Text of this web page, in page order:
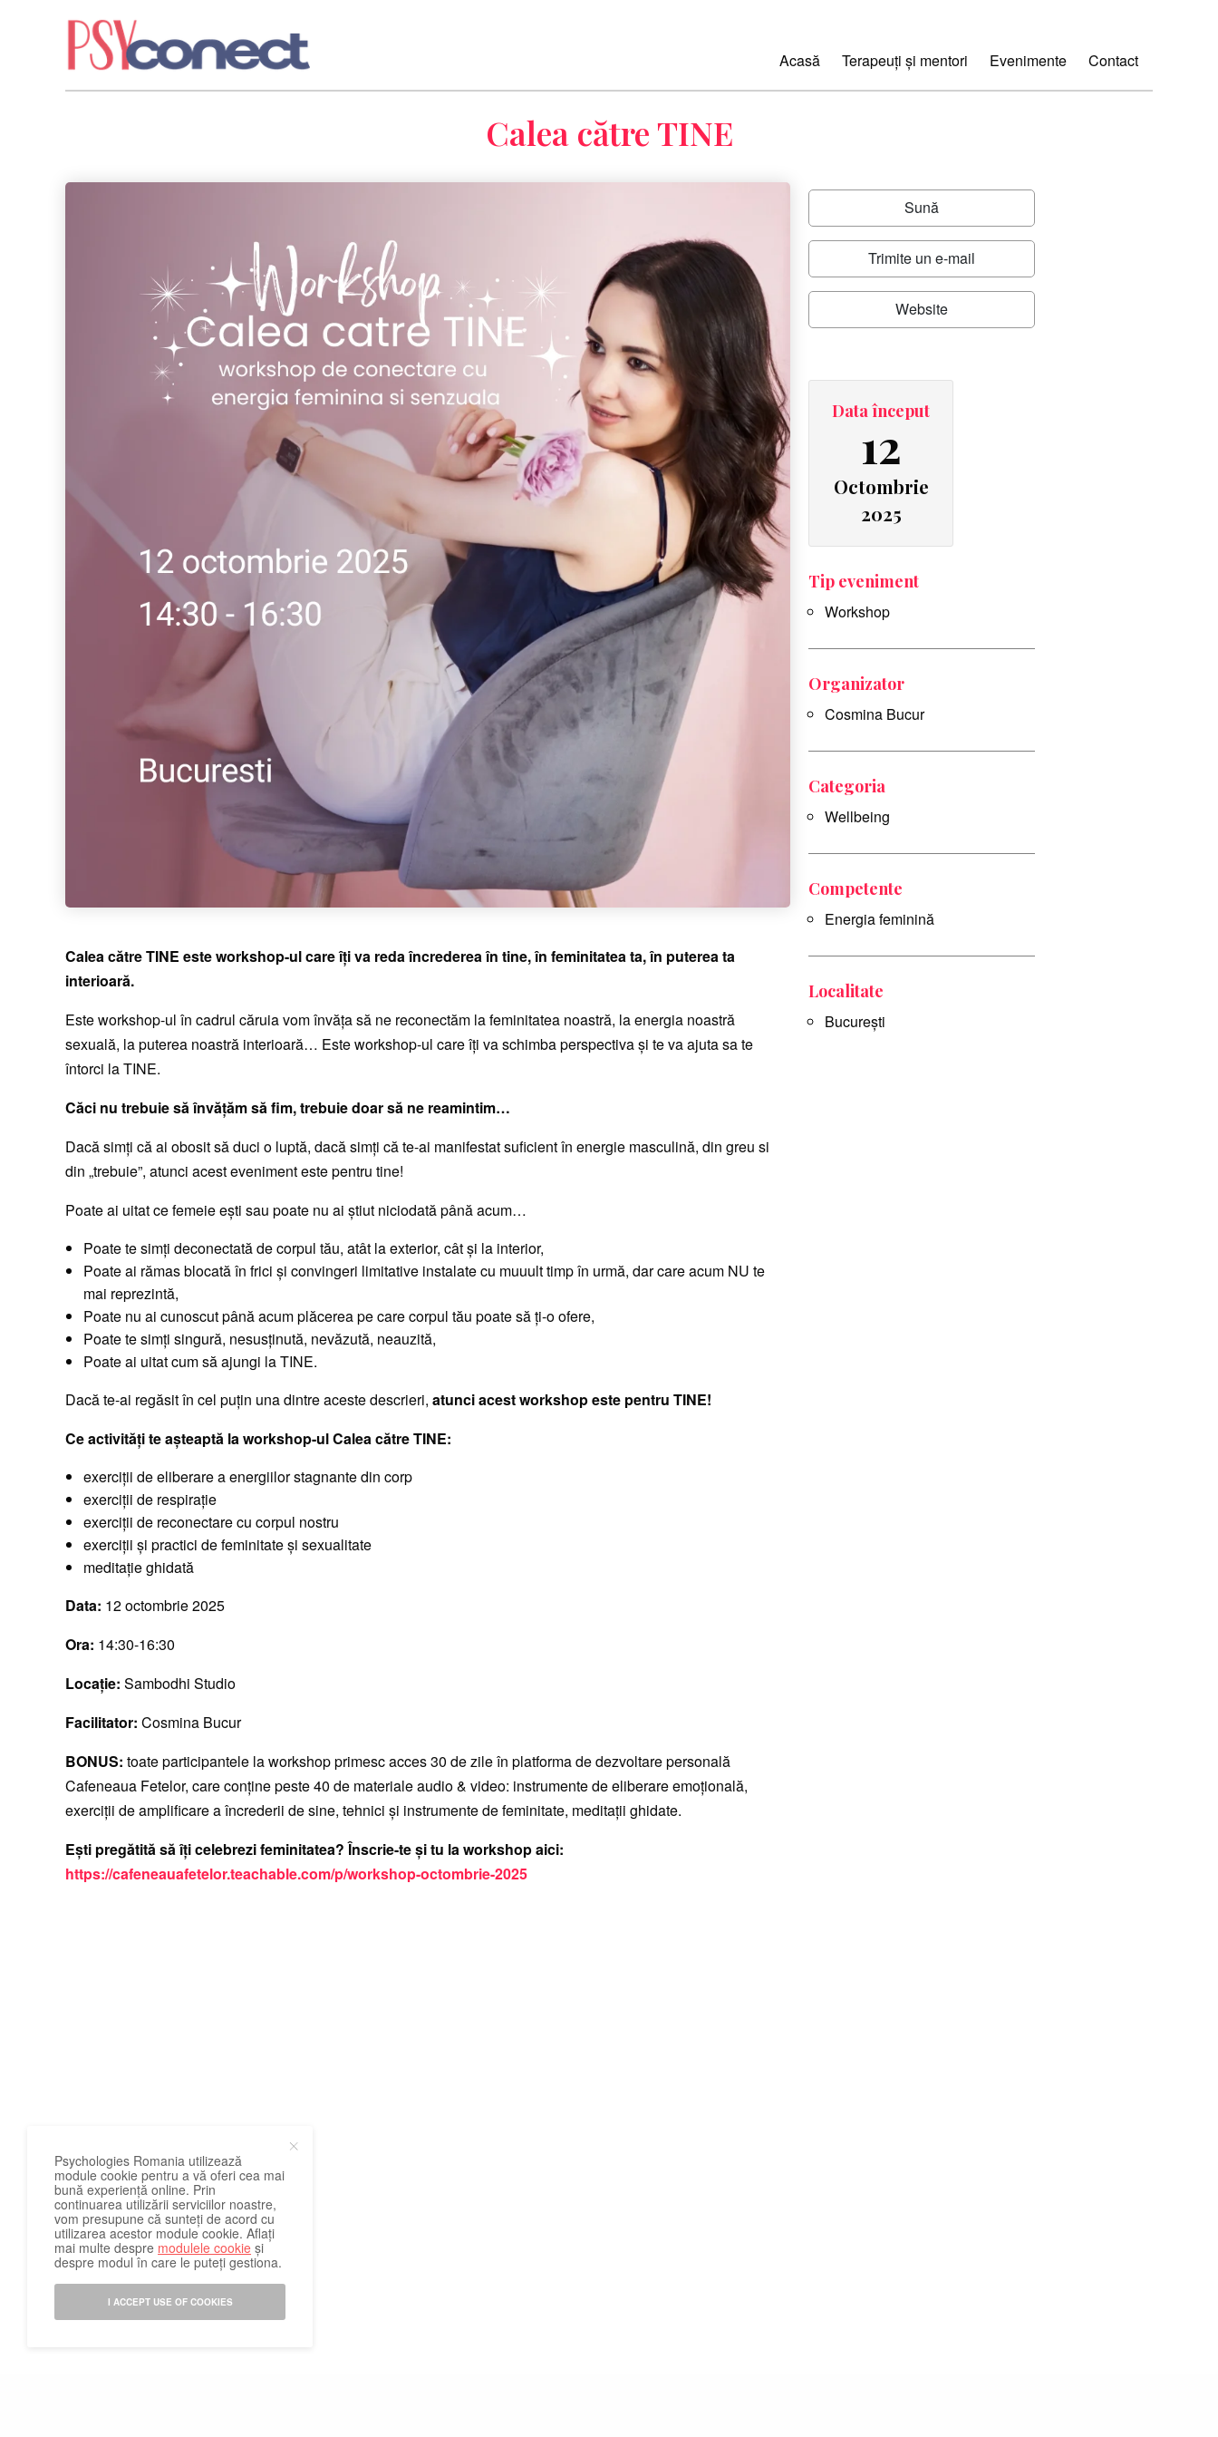
Acasă Terapeuți și mentori Evenimente Contact
Calea către TINE
Calea către TINE este workshop-ul care îți va reda încrederea în tine, în feminitatea ta, în puterea ta
interioară.
Este workshop-ul în cadrul căruia vom învăța să ne reconectăm la feminitatea noastră, la energia noastră
sexuală, la puterea noastră interioară… Este workshop-ul care îți va schimba perspectiva și te va ajuta sa te
întorci la TINE.
Căci nu trebuie să învățăm să fim, trebuie doar să ne reamintim…
Dacă simți că ai obosit să duci o luptă, dacă simți că te-ai manifestat suficient în energie masculină, din greu si
din „trebuie”, atunci acest eveniment este pentru tine!
Poate ai uitat ce femeie ești sau poate nu ai știut niciodată până acum…
Poate te simți deconectată de corpul tău, atât la exterior, cât și la interior,
Poate ai rămas blocată în frici și convingeri limitative instalate cu muuult timp în urmă, dar care acum NU te
mai reprezintă,
Poate nu ai cunoscut până acum plăcerea pe care corpul tău poate să ți-o ofere,
Poate te simți singură, nesusținută, nevăzută, neauzită,
Poate ai uitat cum să ajungi la TINE.
Dacă te-ai regăsit în cel puțin una dintre aceste descrieri,atunci acest workshop este pentru TINE!
Ce activități te așteaptă la workshop-ul Calea către TINE:
exerciții de eliberare a energiilor stagnante din corp
exerciții de respirație
exerciții de reconectare cu corpul nostru
exerciții și practici de feminitate și sexualitate
meditație ghidată
Data: 12 octombrie 2025
Ora: 14:30-16:30
Locație: Sambodhi Studio
Facilitator: Cosmina Bucur
BONUS: toate participantele la workshop primesc acces 30 de zile în platforma de dezvoltare personală
Cafeneaua Fetelor, care conține peste 40 de materiale audio & video: instrumente de eliberare emoțională,
exerciții de amplificare a încrederii de sine, tehnici și instrumente de feminitate, meditații ghidate.
Ești pregătită să îți celebrezi feminitatea? Înscrie-te și tu la workshop aici:
https://cafeneauafetelor.teachable.com/p/workshop-octombrie-2025
Sună
Trimite un e-mail
Website
Data început
12
Octombrie
2025
Tip eveniment
Workshop
Organizator
Cosmina Bucur
Categoria
Wellbeing
Competente
Energia feminină
Localitate
București
Psychologies Romania utilizează
module cookie pentru a vă oferi cea mai
bună experiență online. Prin
continuarea utilizării serviciilor noastre,
vom presupune că sunteți de acord cu
utilizarea acestor module cookie. Aflați
mai multe despre modulele cookie și
despre modul în care le puteți gestiona.
I ACCEPT USE OF COOKIES